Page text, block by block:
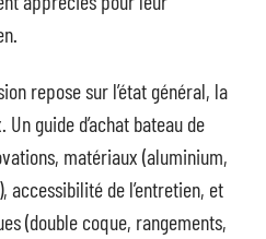
repose sur l’état général, la
guide d’achat bateau de
matériaux (aluminium,
accessibilité de l’entretien, et
(double coque, rangements,